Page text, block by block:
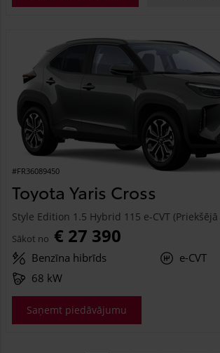
#FR36089450
Toyota Yaris Cross
Style Edition 1.5 Hybrid 115 e-CVT
Sākot no € 27 390
Benzīna hibrīds
e-CVT
68 kW
Saņemt piedāvājumu